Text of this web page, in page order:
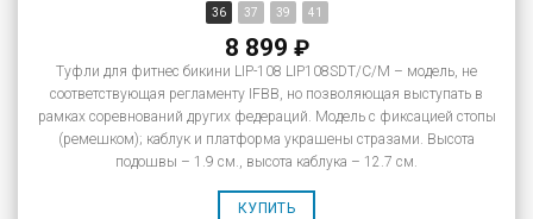
36 37 39 41
8 899 ₽
Туфли для фитнес бикини LIP-108 LIP108SDT/C/M – модель, не
соответствующая регламенту IFBB, но позволяющая выступать в
рамках соревнований других федераций. Модель с фиксацией стопы
(ремешком); каблук и платформа украшены стразами. Высота
подошвы – 1.9 см., высота каблука – 12.7 см.
КУПИТЬ